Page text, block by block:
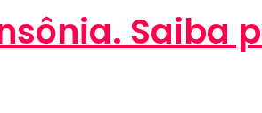
Saiba